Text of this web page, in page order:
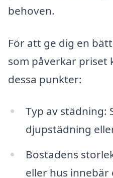
behoven.
För att ge dig en
som påverkar priset
dessa punkter:
Typ av städning:
djupstädning
Bostadens
eller hus